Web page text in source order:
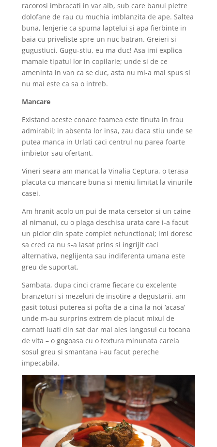
racorosi imbracati in var alb, sub care banui pietre
dolofane de rau cu muchia imblanzita de ape. Saltea
buna, lenjerie ca spuma laptelui si apa fierbinte in
baia cu priveliste spre-un nuc batran. Greieri si
gugustiuci. Gugu-stiu, eu ma duc! Asa imi explica
mamaie tipatul lor in copilarie; unde si de ce
ameninta in van ca se duc, asta nu mi-a mai spus si
nu mai este ca sa o intreb.
Mancare
Existand aceste conace foamea este tinuta in frau
admirabil; in absenta lor insa, zau daca stiu unde se
putea manca in Urlati caci centrul nu parea foarte
imbietor sau ofertant.
Vineri seara am mancat la Vinalia Ceptura, o terasa
placuta cu mancare buna si meniu limitat la vinurile
casei.
Am hranit acolo un pui de mata cersetor si un caine
al nimanui, cu o plaga deschisa urata care i-a facut
un picior din spate complet nefunctional; imi doresc
sa cred ca nu s-a lasat prins si ingrijit caci
alternativa, neglijenta sau indiferenta umana este
greu de suportat.
Sambata, dupa cinci crame fiecare cu excelente
branzeturi si mezeluri de insotire a degustarii, am
gasit totusi puterea si pofta de a cina la noi ‘acasa’
unde m-au surprins extrem de placut mixul de
carnati luati din sat dar mai ales langosul cu tocana
de vita – o gogoasa cu o textura minunata careia
sosul greu si smantana i-au facut pereche
impecabila.